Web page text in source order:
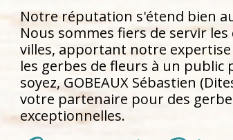
Notre réputation s'étend bien
Nous sommes fiers de servir
villes, apportant notre
les gerbes de fleurs à un public
soyez, GOBEAUX Sébastien
votre partenaire pour des
exceptionnelles.